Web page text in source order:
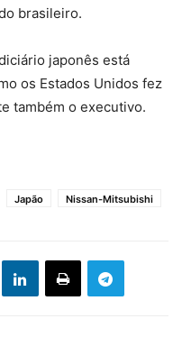
brasileiro.
japonês está
os Estados Unidos fez
também o executivo.
Japão Nissan-Mitsubishi